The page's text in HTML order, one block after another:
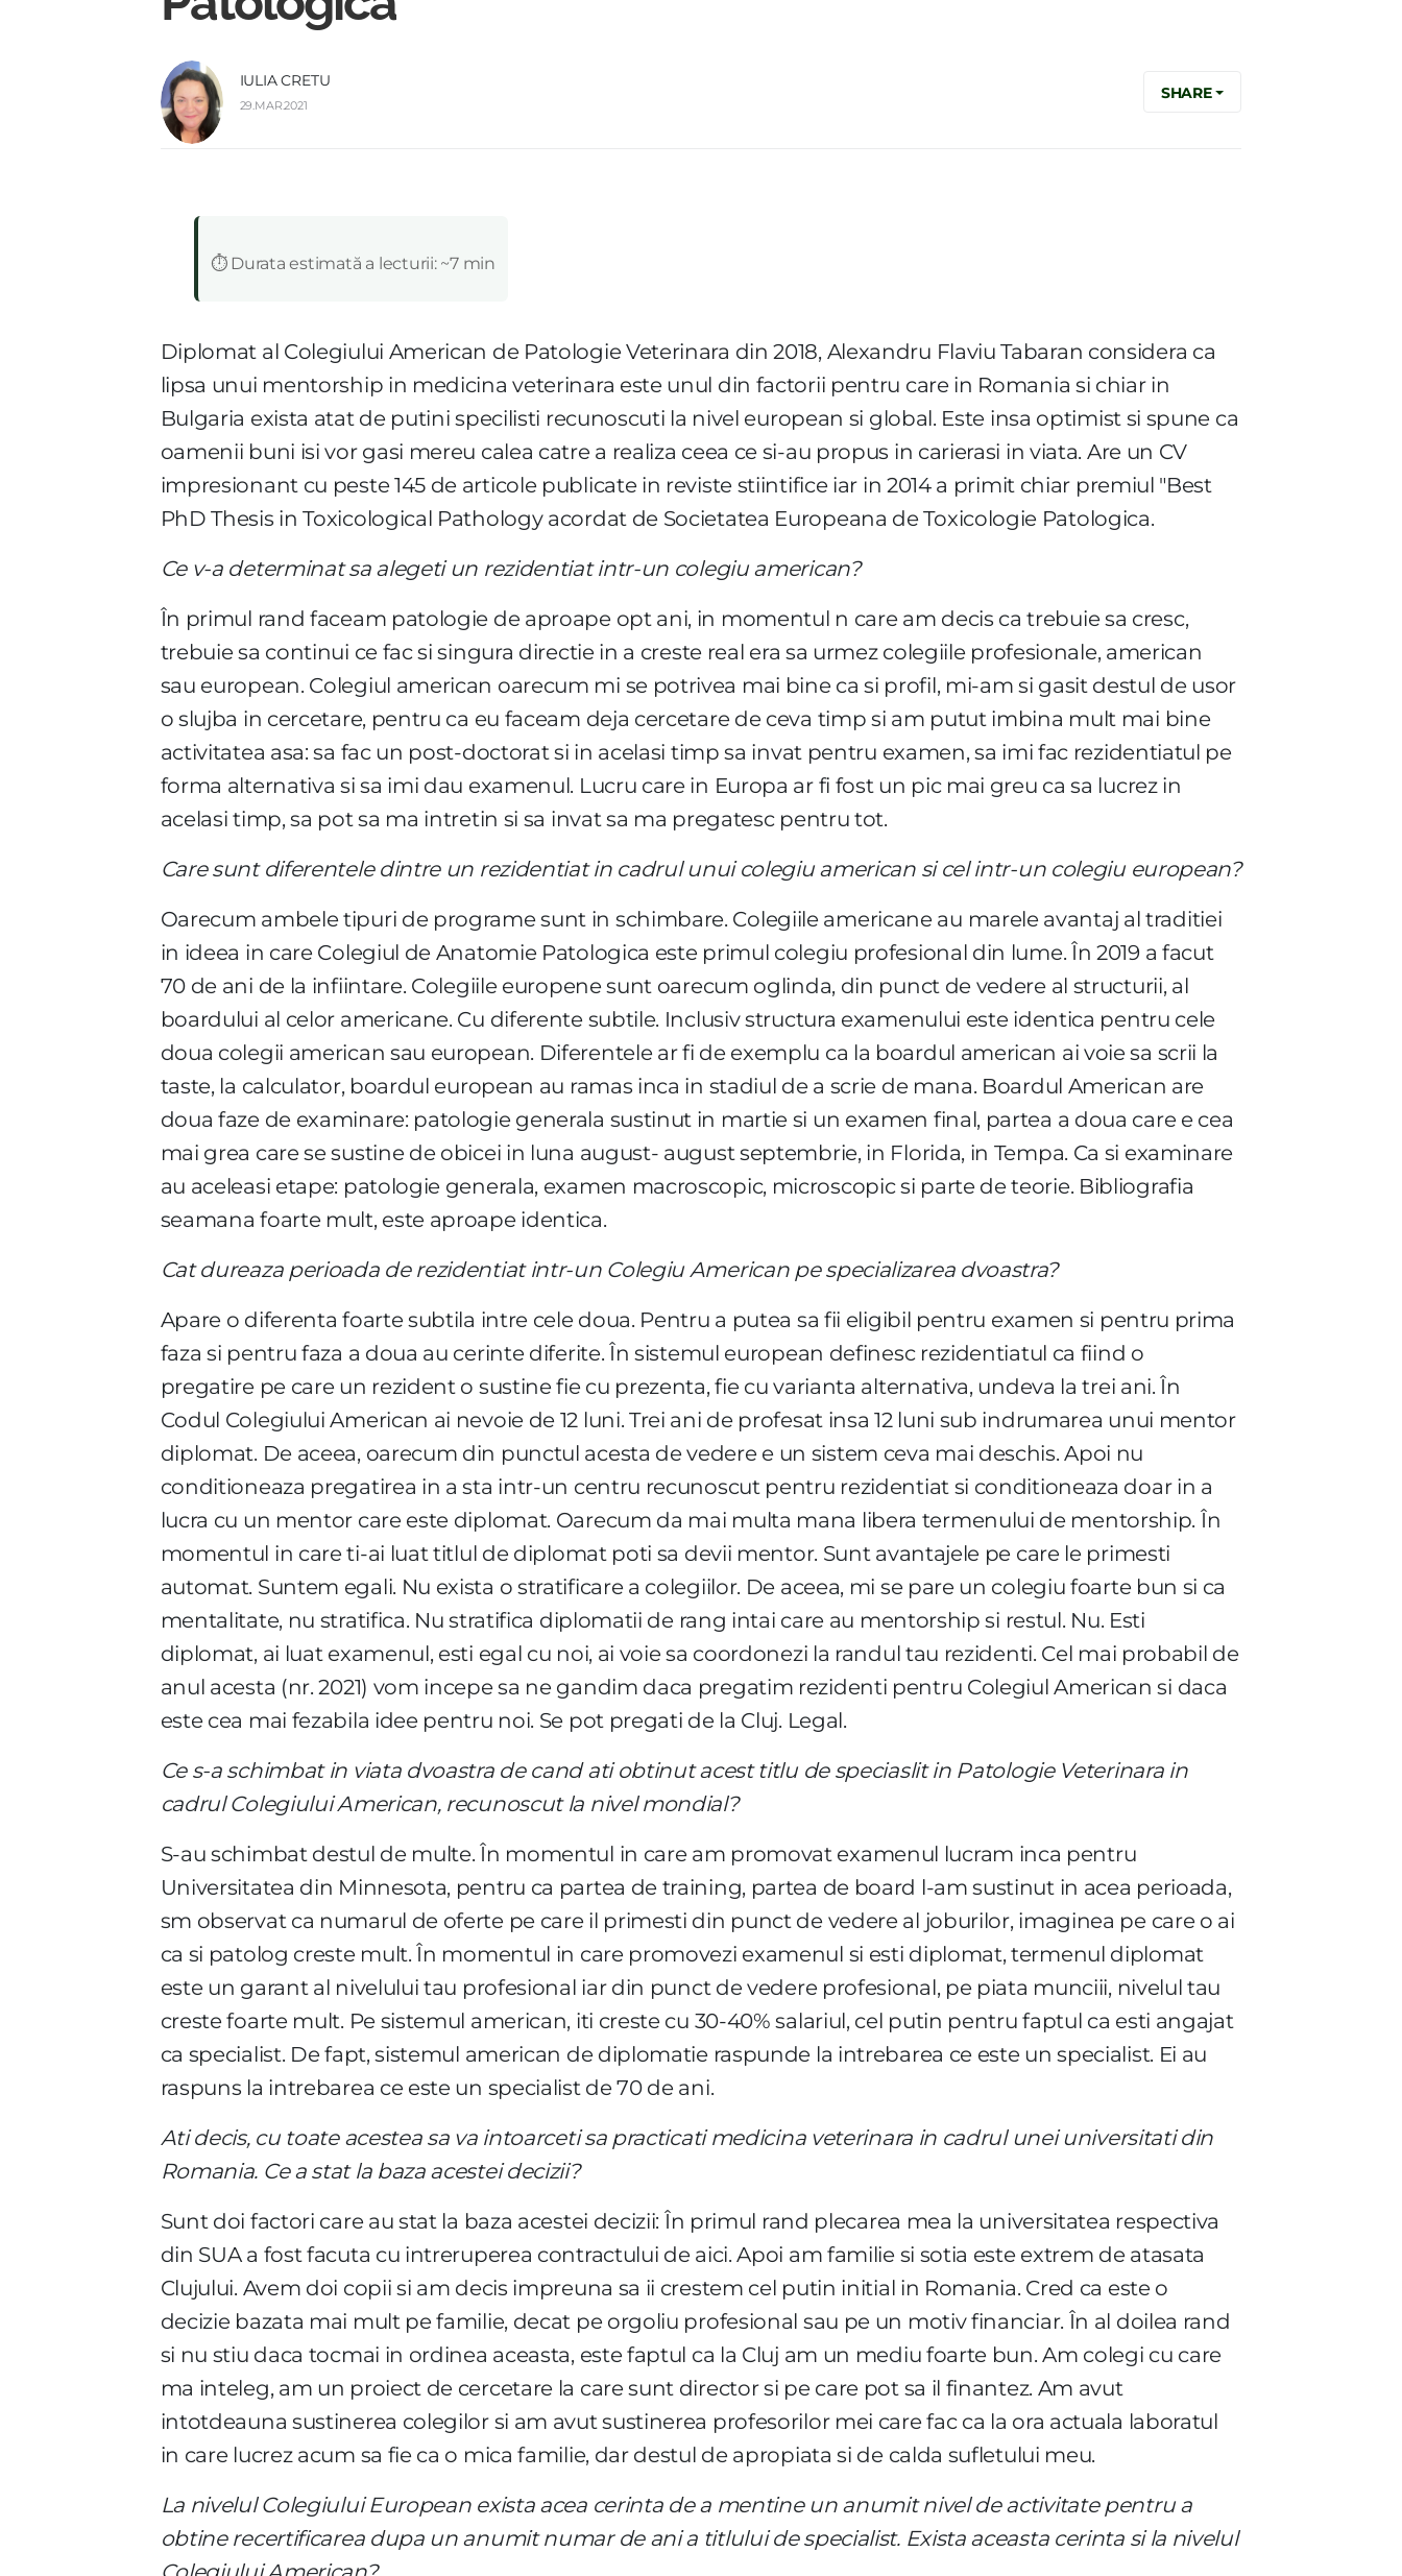
IULIA CRETU
29.MAR.2021
SHARE
⏱️ Durata estimată a lecturii: ~7 min
Diplomat al Colegiului American de Patologie Veterinara din 2018, Alexandru Flaviu Tabaran considera ca
lipsa unui mentorship in medicina veterinara este unul din factorii pentru care in Romania si chiar in
Bulgaria exista atat de putini specilisti recunoscuti la nivel european si global. Este insa optimist si spune ca
oamenii buni isi vor gasi mereu calea catre a realiza ceea ce si-au propus in carierasi in viata. Are un CV
impresionant cu peste 145 de articole publicate in reviste stiintifice iar in 2014 a primit chiar premiul "Best
PhD Thesis in Toxicological Pathology acordat de Societatea Europeana de Toxicologie Patologica.
Ce v-a determinat sa alegeti un rezidentiat intr-un colegiu american?
În primul rand faceam patologie de aproape opt ani, in momentul n care am decis ca trebuie sa cresc,
trebuie sa continui ce fac si singura directie in a creste real era sa urmez colegiile profesionale, american
sau european. Colegiul american oarecum mi se potrivea mai bine ca si profil, mi-am si gasit destul de usor
o slujba in cercetare, pentru ca eu faceam deja cercetare de ceva timp si am putut imbina mult mai bine
activitatea asa: sa fac un post-doctorat si in acelasi timp sa invat pentru examen, sa imi fac rezidentiatul pe
forma alternativa si sa imi dau examenul. Lucru care in Europa ar fi fost un pic mai greu ca sa lucrez in
acelasi timp, sa pot sa ma intretin si sa invat sa ma pregatesc pentru tot.
Care sunt diferentele dintre un rezidentiat in cadrul unui colegiu american si cel intr-un colegiu european?
Oarecum ambele tipuri de programe sunt in schimbare. Colegiile americane au marele avantaj al traditiei
in ideea in care Colegiul de Anatomie Patologica este primul colegiu profesional din lume. În 2019 a facut
70 de ani de la infiintare. Colegiile europene sunt oarecum oglinda, din punct de vedere al structurii, al
boardului al celor americane. Cu diferente subtile. Inclusiv structura examenului este identica pentru cele
doua colegii american sau european. Diferentele ar fi de exemplu ca la boardul american ai voie sa scrii la
taste, la calculator, boardul european au ramas inca in stadiul de a scrie de mana. Boardul American are
doua faze de examinare: patologie generala sustinut in martie si un examen final, partea a doua care e cea
mai grea care se sustine de obicei in luna august- august septembrie, in Florida, in Tempa. Ca si examinare
au aceleasi etape: patologie generala, examen macroscopic, microscopic si parte de teorie. Bibliografia
seamana foarte mult, este aproape identica.
Cat dureaza perioada de rezidentiat intr-un Colegiu American pe specializarea dvoastra?
Apare o diferenta foarte subtila intre cele doua. Pentru a putea sa fii eligibil pentru examen si pentru prima
faza si pentru faza a doua au cerinte diferite. În sistemul european definesc rezidentiatul ca fiind o
pregatire pe care un rezident o sustine fie cu prezenta, fie cu varianta alternativa, undeva la trei ani. În
Codul Colegiului American ai nevoie de 12 luni. Trei ani de profesat insa 12 luni sub indrumarea unui mentor
diplomat. De aceea, oarecum din punctul acesta de vedere e un sistem ceva mai deschis. Apoi nu
conditioneaza pregatirea in a sta intr-un centru recunoscut pentru rezidentiat si conditioneaza doar in a
lucra cu un mentor care este diplomat. Oarecum da mai multa mana libera termenului de mentorship. În
momentul in care ti-ai luat titlul de diplomat poti sa devii mentor. Sunt avantajele pe care le primesti
automat. Suntem egali. Nu exista o stratificare a colegiilor. De aceea, mi se pare un colegiu foarte bun si ca
mentalitate, nu stratifica. Nu stratifica diplomatii de rang intai care au mentorship si restul. Nu. Esti
diplomat, ai luat examenul, esti egal cu noi, ai voie sa coordonezi la randul tau rezidenti. Cel mai probabil de
anul acesta (nr. 2021) vom incepe sa ne gandim daca pregatim rezidenti pentru Colegiul American si daca
este cea mai fezabila idee pentru noi. Se pot pregati de la Cluj. Legal.
Ce s-a schimbat in viata dvoastra de cand ati obtinut acest titlu de speciaslit in Patologie Veterinara in
cadrul Colegiului American, recunoscut la nivel mondial?
S-au schimbat destul de multe. În momentul in care am promovat examenul lucram inca pentru
Universitatea din Minnesota, pentru ca partea de training, partea de board l-am sustinut in acea perioada,
sm observat ca numarul de oferte pe care il primesti din punct de vedere al joburilor, imaginea pe care o ai
ca si patolog creste mult. În momentul in care promovezi examenul si esti diplomat, termenul diplomat
este un garant al nivelului tau profesional iar din punct de vedere profesional, pe piata munciii, nivelul tau
creste foarte mult. Pe sistemul american, iti creste cu 30-40% salariul, cel putin pentru faptul ca esti angajat
ca specialist. De fapt, sistemul american de diplomatie raspunde la intrebarea ce este un specialist. Ei au
raspuns la intrebarea ce este un specialist de 70 de ani.
Ati decis, cu toate acestea sa va intoarceti sa practicati medicina veterinara in cadrul unei universitati din
Romania. Ce a stat la baza acestei decizii?
Sunt doi factori care au stat la baza acestei decizii: În primul rand plecarea mea la universitatea respectiva
din SUA a fost facuta cu intreruperea contractului de aici. Apoi am familie si sotia este extrem de atasata
Clujului. Avem doi copii si am decis impreuna sa ii crestem cel putin initial in Romania. Cred ca este o
decizie bazata mai mult pe familie, decat pe orgoliu profesional sau pe un motiv financiar. În al doilea rand
si nu stiu daca tocmai in ordinea aceasta, este faptul ca la Cluj am un mediu foarte bun. Am colegi cu care
ma inteleg, am un proiect de cercetare la care sunt director si pe care pot sa il finantez. Am avut
intotdeauna sustinerea colegilor si am avut sustinerea profesorilor mei care fac ca la ora actuala laboratul
in care lucrez acum sa fie ca o mica familie, dar destul de apropiata si de calda sufletului meu.
La nivelul Colegiului European exista acea cerinta de a mentine un anumit nivel de activitate pentru a
obtine recertificarea dupa un anumit numar de ani a titlului de specialist. Exista aceasta cerinta si la nivelul